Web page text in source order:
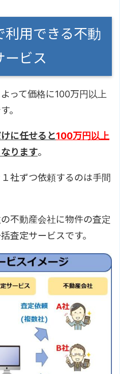
利用できる不動
ービス
って価格に100万円以上
。
に任せると100万円以上
ります。
社ずつ依頼するのは手間
不動産会社に物件の査定
査定サービスです。